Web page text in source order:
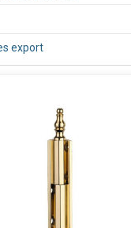
export